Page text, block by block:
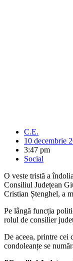
C.E.
10 decembrie
3:47 pm
Social
O veste tristă a
Consiliul Județean
Cristian Ștenghel, a
Pe lângă funcția
rolul de consilier
De aceea, printre cei
condoleanțe se